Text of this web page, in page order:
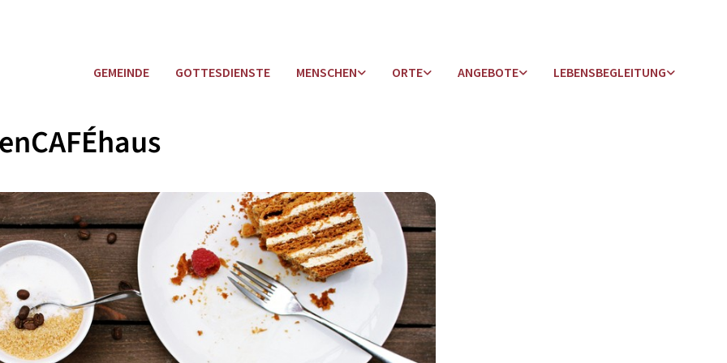
GEMEINDE GOTTESDIENSTE MENSCHEN ORTE ANGEBOTE LEBENSBEGLEITUNG